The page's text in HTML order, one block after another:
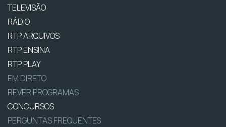
TELEVISÃO
RÁDIO
RTP ARQUIVOS
RTP ENSINA
RTP PLAY
EM DIRETO
REVER PROGRAMAS
CONCURSOS
PERGUNTAS FREQUENTES